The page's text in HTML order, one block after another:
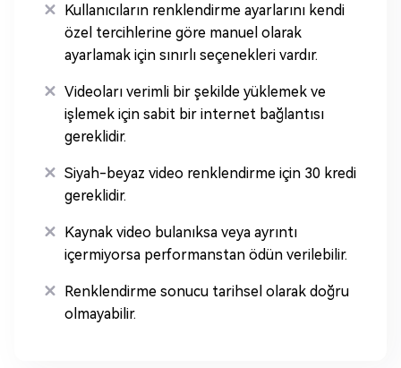
Kullanıcıların renklendirme ayarlarını kendi
özel tercihlerine göre manuel olarak
ayarlamak için sınırlı seçenekleri vardır.
Videoları verimli bir şekilde yüklemek ve
işlemek için sabit bir internet bağlantısı
gereklidir.
Siyah-beyaz video renklendirme için 30 kredi
gereklidir.
Kaynak video bulanıksa veya ayrıntı
içermiyorsa performanstan ödün verilebilir.
Renklendirme sonucu tarihsel olarak doğru
olmayabilir.